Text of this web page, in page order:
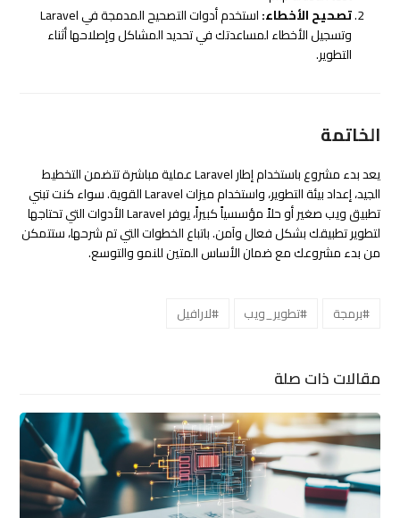
تصحيح الأخطاء:
استخدم أدوات التصحيح المدمجة في Laravel
وتسجيل الأخطاء لمساعدتك في تحديد المشاكل وإصلاحها أثناء
التطوير.
الخاتمة
يعد بدء مشروع باستخدام إطار Laravel عملية مباشرة تتضمن التخطيط
الجيد، إعداد بيئة التطوير، واستخدام ميزات Laravel القوية. سواء كنت تبني
تطبيق ويب صغير أو حلاً مؤسسياً كبيراً، يوفر Laravel الأدوات التي تحتاجها
لتطوير تطبيقك بشكل فعال وآمن. باتباع الخطوات التي تم شرحها، ستتمكن
من بدء مشروعك مع ضمان الأساس المتين للنمو والتوسع.
#برمجة #تطوير_ويب #لارافيل
مقالات ذات صلة